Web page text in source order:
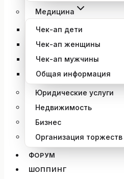
Медицина
Чек-ап дети
Чек-ап женщины
Чек-ап мужчины
Общая информация
Юридические услуги
Недвижимость
Бизнес
Организация торжеств
ФОРУМ
ШОППИНГ